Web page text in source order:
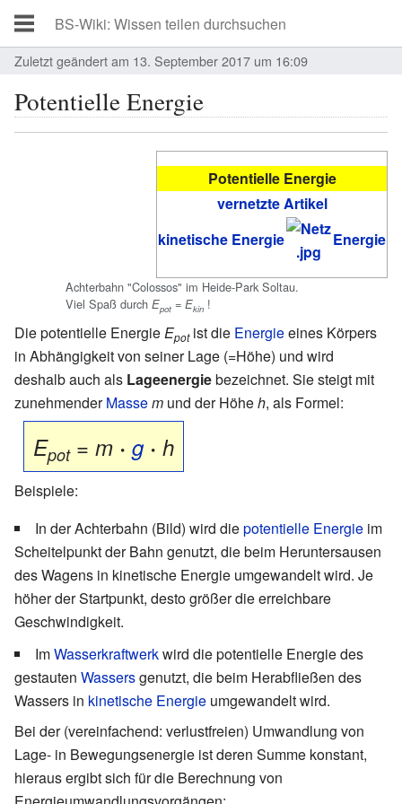
Zuletzt geändert am 13. September 2017 um 16:09
Potentielle Energie
Potentielle Energie
vernetzte Artikel
kinetische Energie
Energie
Achterbahn "Colossos" im Heide-Park Soltau.
Viel Spaß durch Epot = Ekin !
Die potentielle EnergieEpotist die Energieeines Körpers
in Abhängigkeit von seiner Lage (=Höhe) und wird
deshalb auch als Lageenergiebezeichnet. Sie steigt mit
zunehmenderMassem und der Höheh, als Formel:
Epot= m · g · h
Beispiele:
In der Achterbahn (Bild) wird diepotentielle Energie im
Scheitelpunkt der Bahn genutzt, die beim Heruntersausen
des Wagens in kinetische Energie umgewandelt wird. Je
höher der Startpunkt, desto größer die erreichbare
Geschwindigkeit.
ImWasserkraftwerkwird die potentielle Energie des
gestauten Wassersgenutzt, die beim Herabfließen des
Wassers in kinetische Energie umgewandelt wird.
Bei der (vereinfachend: verlustfreien) Umwandlung von
Lage- in Bewegungsenergie ist deren Summe konstant,
hieraus ergibt sich für die Berechnung von